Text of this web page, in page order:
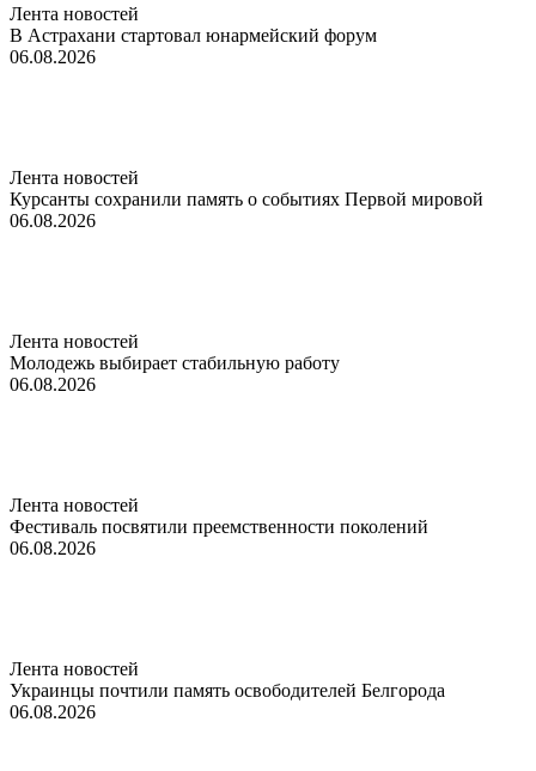
Лента новостей
В Астрахани стартовал юнармейский форум
06.08.2026
Лента новостей
Курсанты сохранили память о событиях Первой мировой
06.08.2026
Лента новостей
Молодежь выбирает стабильную работу
06.08.2026
Лента новостей
Фестиваль посвятили преемственности поколений
06.08.2026
Лента новостей
Украинцы почтили память освободителей Белгорода
06.08.2026